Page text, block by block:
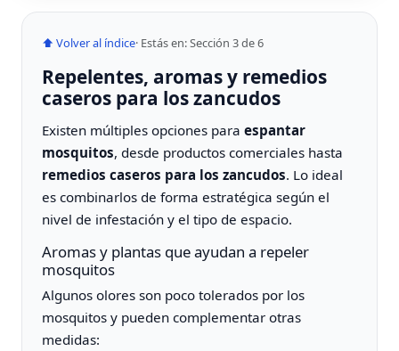
⬆ Volver al índice· Estás en: Sección 3 de 6
Repelentes, aromas y remedios
caseros para los zancudos
Existen múltiples opciones paraespantar
mosquitos, desde productos comerciales hasta
remedios caseros para los zancudos. Lo ideal
es combinarlos de forma estratégica según el
nivel de infestación y el tipo de espacio.
Aromas y plantas que ayudan a repeler
mosquitos
Algunos olores son poco tolerados por los
mosquitos y pueden complementar otras
medidas: